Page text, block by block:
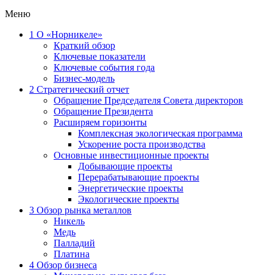
Меню
1 О «Норникеле»
Краткий обзор
Ключевые показатели
Ключевые события года
Бизнес-модель
2 Стратегический отчет
Обращение Председателя Совета директоров
Обращение Президента
Расширяем горизонты
Комплексная экологическая программа
Ускорение роста производства
Основные инвестиционные проекты
Добывающие проекты
Перерабатывающие проекты
Энергетические проекты
Экологические проекты
3 Обзор рынка металлов
Никель
Медь
Палладий
Платина
4 Обзор бизнеса